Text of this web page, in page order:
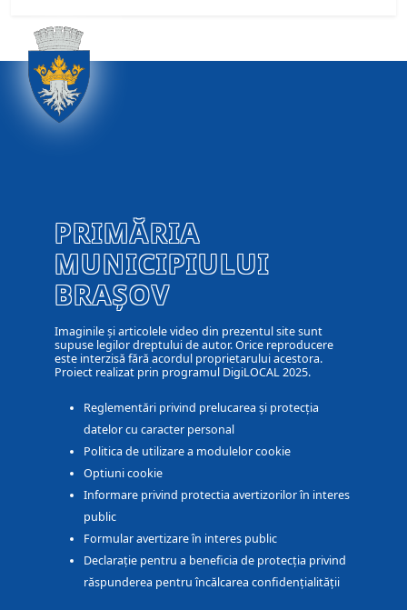
PRIMĂRIA
MUNICIPIULUI
BRAȘOV
Imaginile și articolele video din prezentul site sunt
supuse legilor dreptului de autor. Orice reproducere
este interzisă fără acordul proprietarului acestora.
Proiect realizat prin programul DigiLOCAL 2025.
Reglementări privind prelucarea și protecția
datelor cu caracter personal
Politica de utilizare a modulelor cookie
Optiuni cookie
Informare privind protectia avertizorilor în interes
public
Formular avertizare în interes public
Declarație pentru a beneficia de protecția privind
răspunderea pentru încălcarea confidențialității